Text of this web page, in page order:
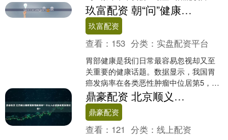
铁十五局施工隧道标段发生塌方，事故
造成4人死亡、6人....
玖富配资 朝“问”健康丨远离胃癌 这些高危人群建议尽早做胃镜
玖富配资
查看： 153 分类： 实盘配资平台
胃部健康是我们日常最容易忽视却又至
关重要的健康话题。数据显示，我国胃
癌发病率在各类恶性肿瘤中位居第5，而
且越来越多的年轻人被胃病困扰。专家
提醒，胃癌高危人群定期....
鼎豪配资 北京顺义哪家胃肠镜做得好？什么人必须要做胃肠镜检查？
鼎豪配资
查看： 121 分类：线上配资